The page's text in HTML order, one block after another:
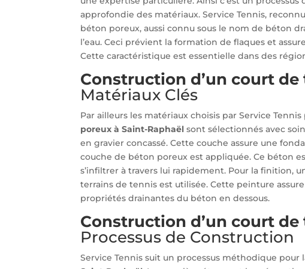
approfondie des matériaux. Service Tennis,
béton poreux, aussi connu sous le nom de béton
l’eau. Ceci prévient la formation de flaques et
Cette caractéristique est essentielle dans des
Construction d’un court
Matériaux Clés
Par ailleurs les matériaux choisis par Service
poreux à Saint-Raphaël sont sélectionnés avec
en gravier concassé. Cette couche assure une
couche de béton poreux est appliquée. Ce béton
s’infiltrer à travers lui rapidement. Pour la finition,
terrains de tennis est utilisée. Cette peinture
propriétés drainantes du béton en dessous.
Construction d’un court
Processus de Construction
Service Tennis suit un processus méthodique pour